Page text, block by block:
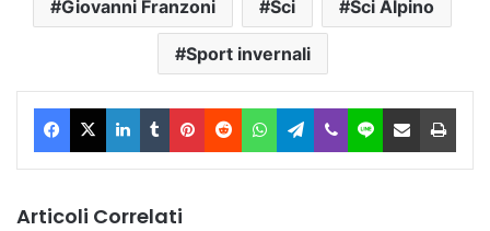
Giovanni Franzoni Sci Sci Alpino
Sport invernali
Facebook
X LinkedIn
TumblrPinterest
RedditWhatsAppTelegram
ViberLine Condividi via Email
Articoli Correlati